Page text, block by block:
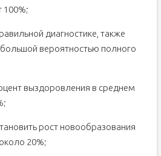
100%;
диагностике, также
вероятностью полного
выздоровления в среднем
рост новообразования
20%;